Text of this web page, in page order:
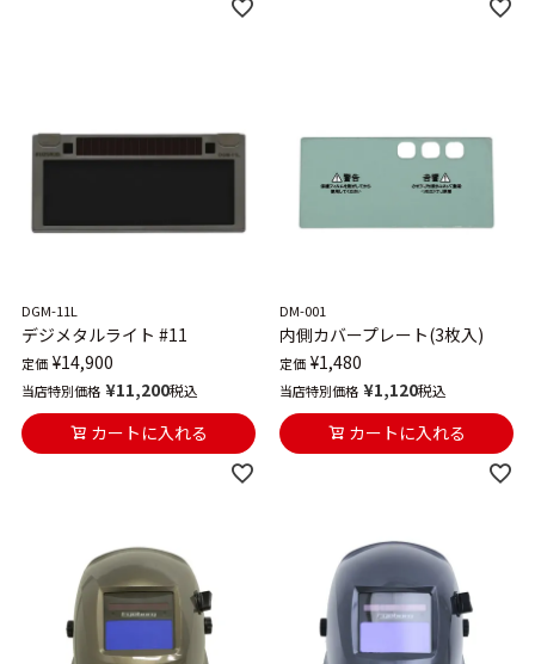
DGM-11L
デジメタルライト #11
定価 ¥14,900
当店特別価格 ¥11,200税込
カートに入れる
DM-001
内側カバープレート(3枚入)
定価 ¥1,480
当店特別価格 ¥1,120税込
カートに入れる